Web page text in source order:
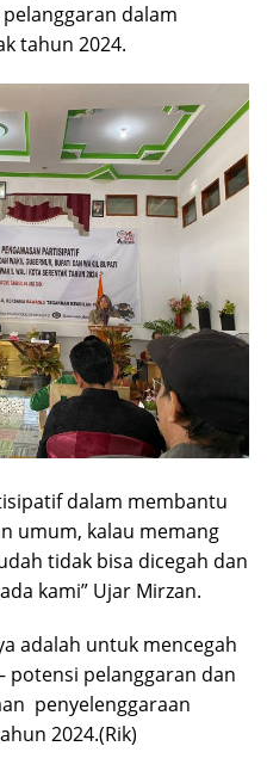
dalam
tahun 2024.
dalam membantu
umum, kalau memang
tidak bisa dicegah dan
kami” Ujar Mirzan.
adalah untuk mencegah
potensi pelanggaran dan
penyelenggaraan
2024.(Rik)